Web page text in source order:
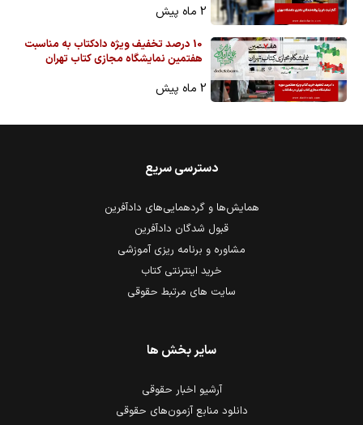
2 ماه پیش
10 درصد تخفیف ویژه دادکتاب به مناسبت
هفتمین نمایشگاه مجازی کتاب تهران
2 ماه پیش
دسترسی سریع
همایش‌ها و گردهمایی‌های دادآفرین
قبول شدگان دادآفرین
مشاوره و برنامه ریزی آموزشی
خرید اینترنتی کتاب
سایت های مرتبط حقوقی
سایر بخش ها
آرشیو اخبار حقوقی
دانلود منابع آزمون‌های حقوقی